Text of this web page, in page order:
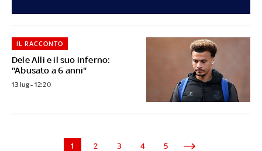
Dele Alli e il suo inferno:
"Abusato a 6 anni"
IL RACCONTO
13 lug - 12:20
1 2 3 4 5